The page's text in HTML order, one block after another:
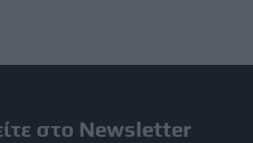
στο Newsletter